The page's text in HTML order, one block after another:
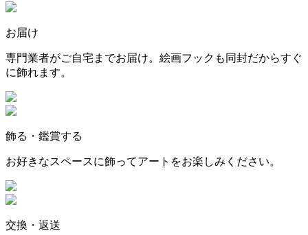
お届け
専門業者がご自宅までお届け。絵画フックも同封だからすぐ
に飾れます。
飾る・鑑賞する
お好きなスペースに飾ってアートをお楽しみください。
交換・返送